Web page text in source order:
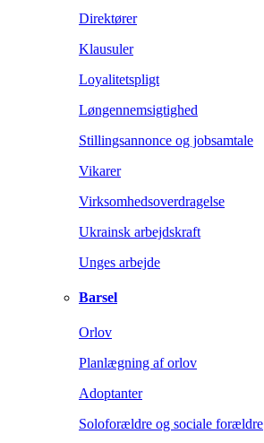
Direktører
Klausuler
Loyalitetspligt
Løngennemsigtighed
Stillingsannonce og jobsamtale
Vikarer
Virksomhedsoverdragelse
Ukrainsk arbejdskraft
Unges arbejde
Barsel
Orlov
Planlægning af orlov
Adoptanter
Soloforældre og sociale forældre